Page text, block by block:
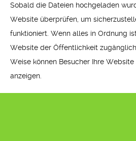
Sobald die Dateien hochgeladen
Website überprüfen, um
funktioniert. Wenn alles in Ordnung
Website der Öffentlichkeit
Weise können Besucher Ihre
anzeigen.